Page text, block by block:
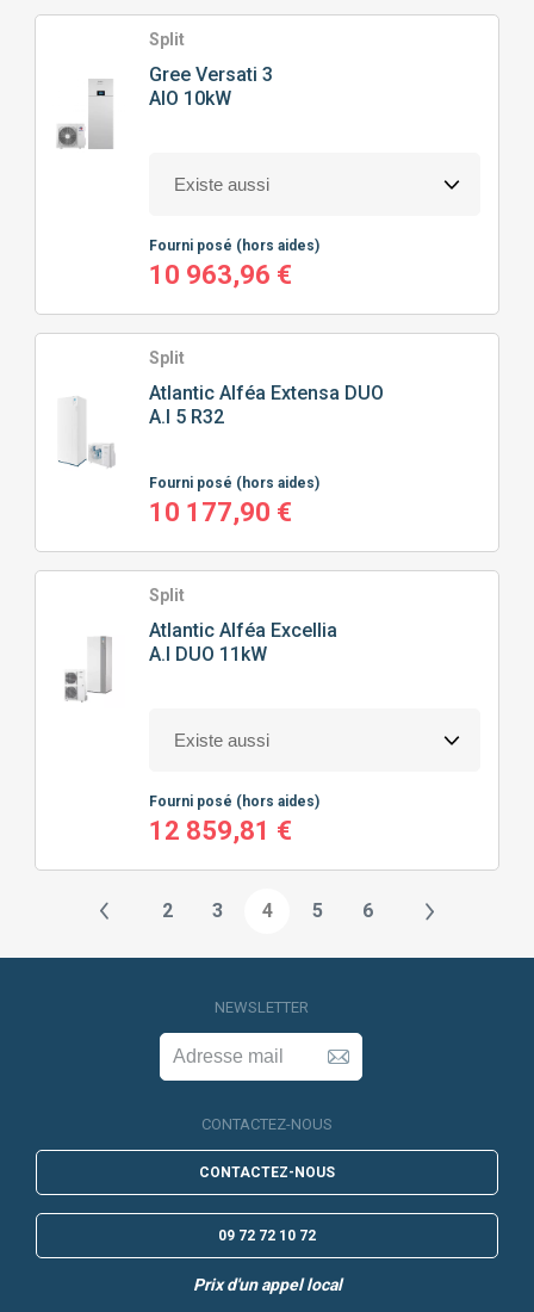
Split
Gree Versati 3
AIO 10kW
Fourni posé (hors aides)
10 963,96 €
Split
Atlantic Alféa Extensa DUO
A.I 5 R32
Fourni posé (hors aides)
10 177,90 €
Split
Atlantic Alféa Excellia
A.I DUO 11kW
Fourni posé (hors aides)
12 859,81 €
2 3 4 5 6
NEWSLETTER
CONTACTEZ-NOUS
CONTACTEZ-NOUS
09 72 72 10 72
Prix d'un appel local